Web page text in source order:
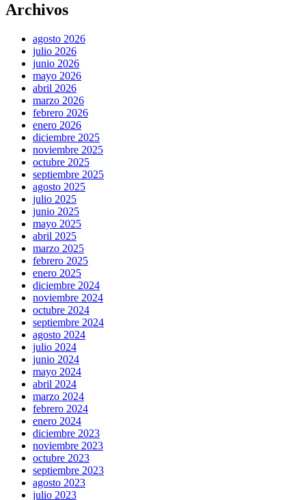
Archivos
agosto 2026
julio 2026
junio 2026
mayo 2026
abril 2026
marzo 2026
febrero 2026
enero 2026
diciembre 2025
noviembre 2025
octubre 2025
septiembre 2025
agosto 2025
julio 2025
junio 2025
mayo 2025
abril 2025
marzo 2025
febrero 2025
enero 2025
diciembre 2024
noviembre 2024
octubre 2024
septiembre 2024
agosto 2024
julio 2024
junio 2024
mayo 2024
abril 2024
marzo 2024
febrero 2024
enero 2024
diciembre 2023
noviembre 2023
octubre 2023
septiembre 2023
agosto 2023
julio 2023